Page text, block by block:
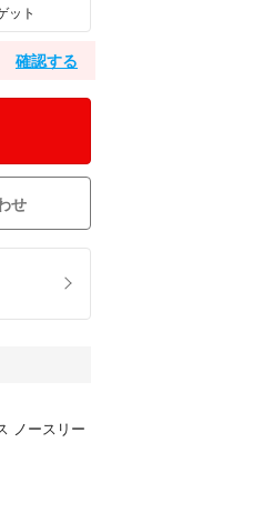
ット
確認する
せ
ノースリー